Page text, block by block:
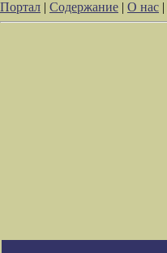
Портал | Содержание | О нас |